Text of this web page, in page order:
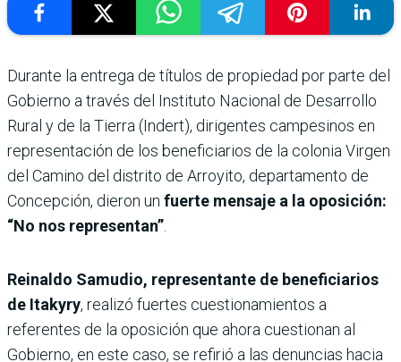
Durante la entrega de títulos de propiedad por parte del
Gobierno a través del Instituto Nacional de Desarrollo
Rural y de la Tierra (Indert), dirigentes campesinos en
representación de los beneficiarios de la colonia Virgen
del Camino del distrito de Arroyito, departamento de
Concepción, dieron un fuerte mensaje a la oposición:
“No nos representan”
Reinaldo Samudio, representante de beneficiarios
de Itakyry, realizó fuertes cuestionamientos a
referentes de la oposición que ahora cuestionan al
Gobierno, en este caso, se refirió a las denuncias hacia